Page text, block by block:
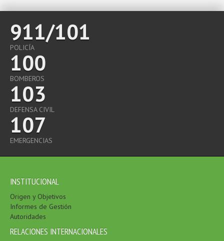
911/101
POLICÍA
100
BOMBEROS
103
DEFENSA CIVIL
107
EMERGENCIAS
INSTITUCIONAL
Origen y Objetivos
Informes de Gestión
Autoridades
RELACIONES INTERNACIONALES